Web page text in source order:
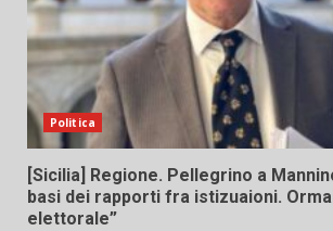
Politica
[Sicilia] Regione. Pellegrino a
basi dei rapporti fra istizuaioni.
elettorale”